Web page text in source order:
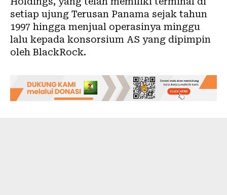
setiap ujung Terusan Panama sejak tahun
1997 hingga menjual operasinya minggu
lalu kepada konsorsium AS yang dipimpin
oleh BlackRock.